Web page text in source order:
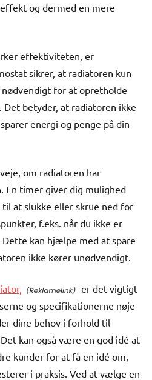
og dermed en mere
effektiviteten, er
sikrer, at radiatoren kun
for at opretholde
betyder, at radiatoren ikke
energi og penge på din
om radiatoren har
En timer giver dig mulighed
at slukke eller skrue ned for
f.eks. når du ikke er
kan hjælpe med at spare
ikke kører unødvendigt.
er det vigtigt
og specifikationerne nøje
dine behov i forhold til
kan også være en god idé at
kunder for at få en idé om,
i praksis. Ved at vælge en